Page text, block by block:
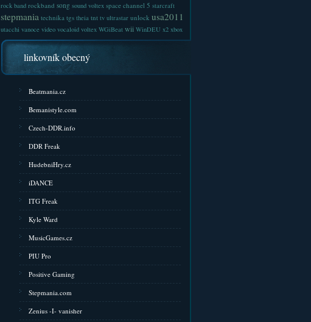
rock band rockband song sound voltex space channel 5 starcraft
stepmania technika tgs theia tnt tv ultrastar unlock usa2011
utacchi vanoce video vocaloid voltex WGiBeat wii WinDEU x2 xbox
linkovník obecný
Beatmania.cz
Bemanistyle.com
Czech-DDR.info
DDR Freak
HudebniHry.cz
iDANCE
ITG Freak
Kyle Ward
MusicGames.cz
PIU Pro
Positive Gaming
Stepmania.com
Zenius -I- vanisher